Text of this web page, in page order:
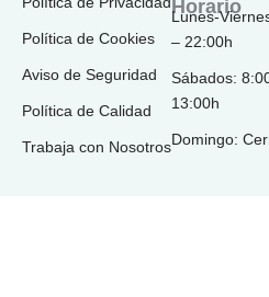
-
f
m
Política de Cookies
Aviso de Seguridad
Política de Calidad
Trabaja con Nosotros
Horario
Lunes-
– 22:00h
Sábados:
13:00h
Domingo: